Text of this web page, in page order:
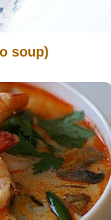
soup)